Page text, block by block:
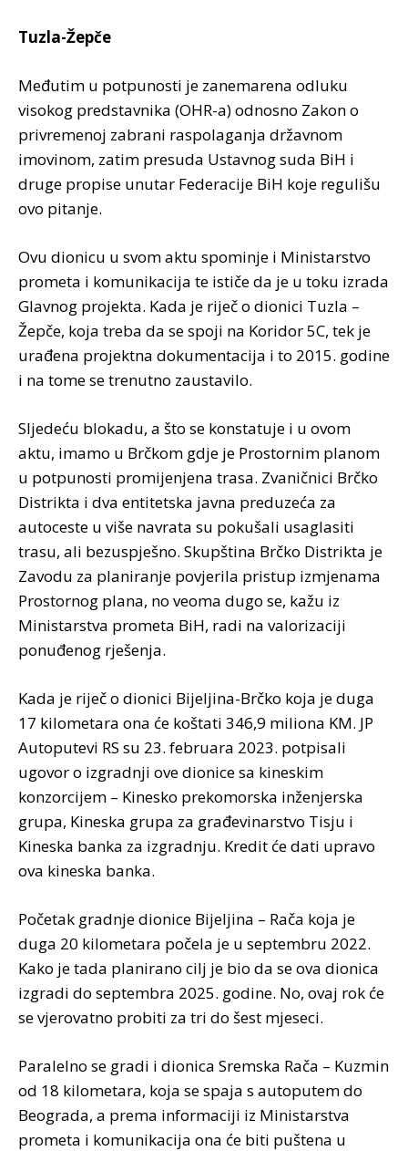
Tuzla-Žepče
Međutim u potpunosti je zanemarena odluku
visokog predstavnika (OHR-a) odnosno Zakon o
privremenoj zabrani raspolaganja državnom
imovinom, zatim presuda Ustavnog suda BiH i
druge propise unutar Federacije BiH koje regulišu
ovo pitanje.
Ovu dionicu u svom aktu spominje i Ministarstvo
prometa i komunikacija te ističe da je u toku izrada
Glavnog projekta. Kada je riječ o dionici Tuzla –
Žepče, koja treba da se spoji na Koridor 5C, tek je
urađena projektna dokumentacija i to 2015. godine
i na tome se trenutno zaustavilo.
Sljedeću blokadu, a što se konstatuje i u ovom
aktu, imamo u Brčkom gdje je Prostornim planom
u potpunosti promijenjena trasa. Zvaničnici Brčko
Distrikta i dva entitetska javna preduzeća za
autoceste u više navrata su pokušali usaglasiti
trasu, ali bezuspješno. Skupština Brčko Distrikta je
Zavodu za planiranje povjerila pristup izmjenama
Prostornog plana, no veoma dugo se, kažu iz
Ministarstva prometa BiH, radi na valorizaciji
ponuđenog rješenja.
Kada je riječ o dionici Bijeljina-Brčko koja je duga
17 kilometara ona će koštati 346,9 miliona KM. JP
Autoputevi RS su 23. februara 2023. potpisali
ugovor o izgradnji ove dionice sa kineskim
konzorcijem – Kinesko prekomorska inženjerska
grupa, Kineska grupa za građevinarstvo Tisju i
Kineska banka za izgradnju. Kredit će dati upravo
ova kineska banka.
Početak gradnje dionice Bijeljina – Rača koja je
duga 20 kilometara počela je u septembru 2022.
Kako je tada planirano cilj je bio da se ova dionica
izgradi do septembra 2025. godine. No, ovaj rok će
se vjerovatno probiti za tri do šest mjeseci.
Paralelno se gradi i dionica Sremska Rača – Kuzmin
od 18 kilometara, koja se spaja s autoputem do
Beograda, a prema informaciji iz Ministarstva
prometa i komunikacija ona će biti puštena u